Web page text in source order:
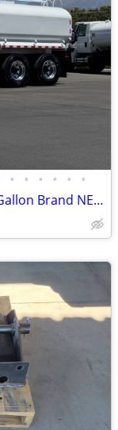
• • • • • •
International 8600 Water Truck 4000 Gallon Brand NEW Tank